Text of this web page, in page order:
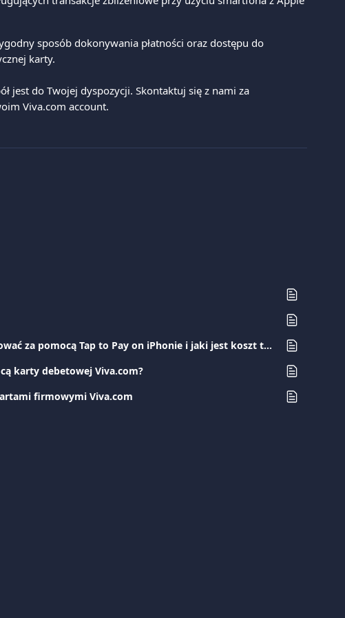
sposób dokonywania płatności oraz dostępu do
karty.
jest do Twojej dyspozycji. Skontaktuj się z nami za
Viva.com account.
Jakie metody płatności mogę akceptować za pomocą Tap to Pay on iPhonie i jaki jest koszt tej usługi?
karty debetowej Viva.com?
firmowymi Viva.com